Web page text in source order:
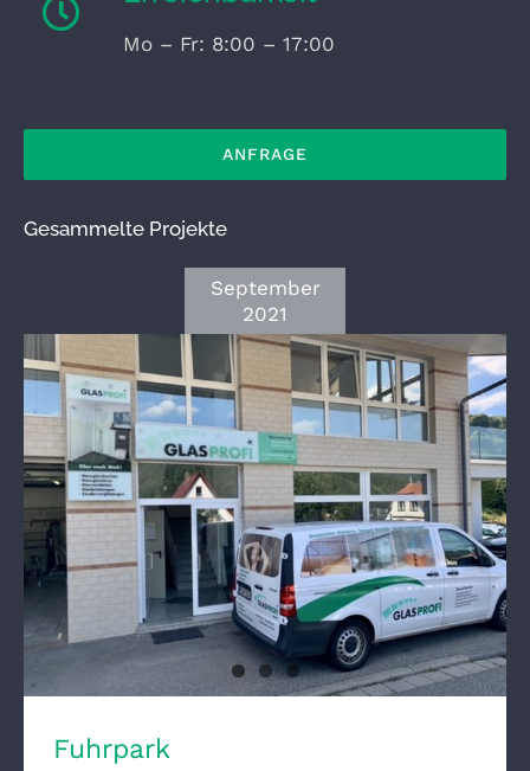
Mo – Fr: 8:00 – 17:00
ANFRAGE
Gesammelte Projekte
September
2021
Fuhrpark
Fuhrpark